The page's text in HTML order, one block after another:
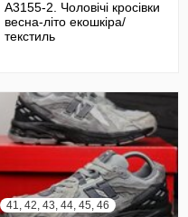
A3155-2. Чоловічі кросівки
весна-літо екошкіра/
текстиль
41, 42, 43, 44, 45, 46